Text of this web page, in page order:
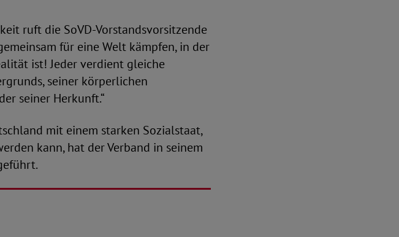
ruft die SoVD-Vorstandsvorsitzende
für eine Welt kämpfen, in der
ist! Jeder verdient gleiche
seiner körperlichen
seiner Herkunft.“
mit einem starken Sozialstaat,
kann, hat der Verband in seinem